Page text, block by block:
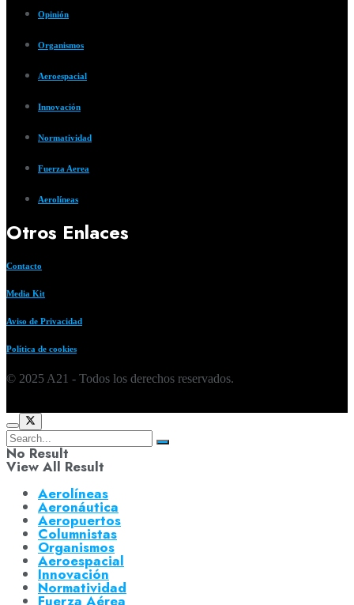
Opinión
Organismos
Aeroespacial
Innovación
Normatividad
Fuerza Aerea
Aerolíneas
Otros Enlaces
Contacto
Media Kit
Aviso de Privacidad
Política de cookies
© 2025 A21 - Todos los derechos reservados.
No Result
View All Result
Aerolíneas
Aeronáutica
Aeropuertos
Columnistas
Organismos
Aeroespacial
Innovación
Normatividad